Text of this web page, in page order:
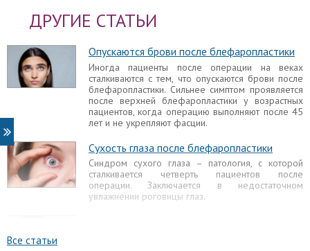
ДРУГИЕ СТАТЬИ
Опускаются брови после блефаропластики
Иногда пациенты после операции на веках
сталкиваются с тем, что опускаются брови после
блефаропластики. Сильнее симптом проявляется
после верхней блефаропластики у возрастных
пациентов, когда операцию выполняют после 45
лет и не укрепляют фасции.
Сухость глаза после блефаропластики
Синдром сухого глаза – патология, с которой
сталкивается четверть пациентов после
операции. Заключается в недостаточном
увлажнении роговицы глаз.
Все статьи